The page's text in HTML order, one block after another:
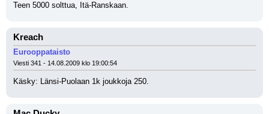
Teen 5000 solttua, Itä-Ranskaan.
Kreach
Eurooppataisto
Viesti 341 - 14.08.2009 klo 19:00:54
Käsky: Länsi-Puolaan 1k joukkoja 250.